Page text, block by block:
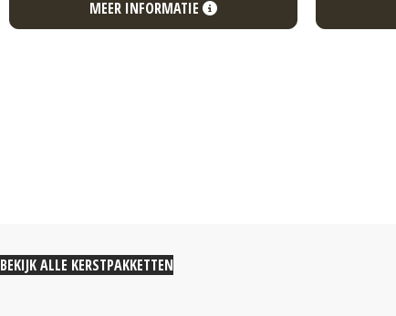
MEER INFORMATIE
BEKIJK ALLE KERSTPAKKETTEN